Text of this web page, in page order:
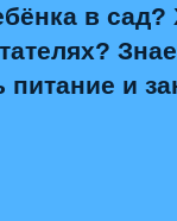
в сад?
питание и